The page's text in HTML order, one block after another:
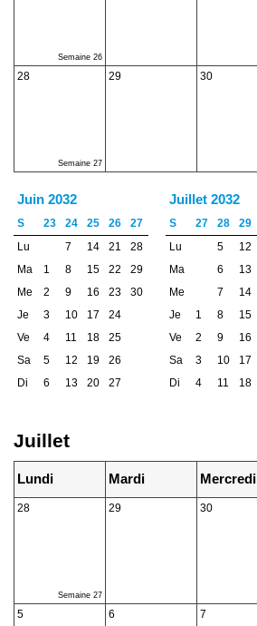
Semaine 26
28
Semaine 27
29 30
Juin 2032
S 23 24 25 26
27
Lu
7 14 21
28
Ma
1 8 15 22
29
Me
2 9 16 23
30
Je
3 10 17
24
Ve
4 11 18
25
Sa
5 12 19
26
Di
6 13 20 27
Juillet 2032
S 27 28 29
Lu
5 12
Ma
6 13
Me
7 14
Je
1 8 15
Ve
2 9 16
Sa
3 10 17
Di
4 11 18
Juillet
Lundi Mardi Mercredi
28
Semaine 27
29 30
5 6 7